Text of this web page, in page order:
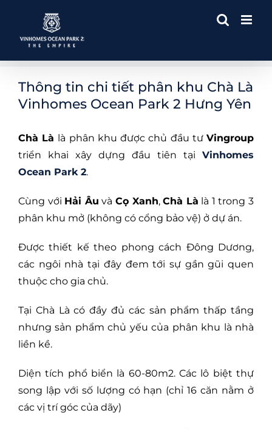
content
Thông tin chi tiết phân khu Chà Là
Vinhomes Ocean Park 2 Hưng Yên
Chà Là là phân khu được chủ đầu tưVingroup
triển khai xây dựng đầu tiên tạiVinhomes
Ocean Park 2.
Cùng với Hải Âu và Cọ Xanh,Chà Là là 1 trong 3
phân khu mở (không có cổng bảo vệ) ở dự án.
Được thiết kế theo phong cách Đông Dương,
các ngôi nhà tại đây đem tới sự gần gũi quen
thuộc cho gia chủ.
Tại Chà Là có đầy đủ các sản phẩm thấp tầng
nhưng sản phẩm chủ yếu của phân khu là nhà
liền kề.
Diện tích phổ biển là 60-80m2. Các lô biệt thự
song lập với số lượng có hạn (chỉ 16 căn nằm ở
các vị trí góc của dãy)